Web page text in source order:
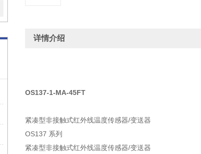
详情介绍
OS137-1-MA-45FT
紧凑型非接触式红外线温度传感器/变送器
OS137 系列
紧凑型非接触式红外线温度传感器/变送器